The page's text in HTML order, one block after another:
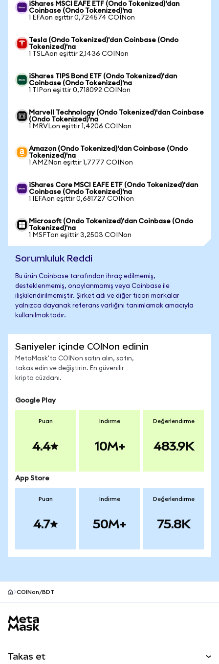
iShares MSCI EAFE ETF (Ondo Tokenized)'dan
Coinbase (Ondo Tokenized)'na
1 EFAon eşittir 0,724574 COINon
Tesla (Ondo Tokenized)'dan Coinbase (Ondo
Tokenized)'na
1 TSLAon eşittir 2,1436 COINon
iShares TIPS Bond ETF (Ondo Tokenized)'dan
Coinbase (Ondo Tokenized)'na
1 TIPon eşittir 0,718092 COINon
Marvell Technology (Ondo Tokenized)'dan Coinbase
(Ondo Tokenized)'na
1 MRVLon eşittir 1,4206 COINon
Amazon (Ondo Tokenized)'dan Coinbase (Ondo
Tokenized)'na
1 AMZNon eşittir 1,7777 COINon
iShares Core MSCI EAFE ETF (Ondo Tokenized)'dan
Coinbase (Ondo Tokenized)'na
1 IEFAon eşittir 0,681727 COINon
Microsoft (Ondo Tokenized)'dan Coinbase (Ondo
Tokenized)'na
1 MSFTon eşittir 3,2503 COINon
Sorumluluk Reddi
Bu ürün Coinbase tarafından ihraç edilmemiş,
desteklenmemiş, onaylanmamış veya Coinbase ile
ilişkilendirilmemiştir. Şirket adı ve diğer ticari markalar
yalnızca dayanak referans varlığını tanımlamak amacıyla
kullanılmaktadır.
Saniyeler içinde COINon edinin
MetaMask'ta COINon satın alın, satın,
takas edin ve değiştirin. En güvenilir
kripto cüzdanı.
Google Play
Puan
4.4
İndirme
10M+
Değerlendirme
483.9K
App Store
Puan
4.7
İndirme
50M+
Değerlendirme
75.8K
COINon/BDT
Takas et